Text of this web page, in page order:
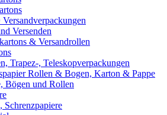
Versenden
& Versandrollen
Trapez-, Teleskopverpackungen
Rollen & Bogen, Karton & Pappe
Bögen und Rollen
Schrenzpapiere